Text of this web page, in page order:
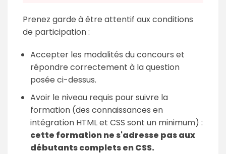
Prenez garde à être attentif aux conditions
de participation :
Accepter les modalités du concours et
répondre correctement à la question
posée ci-dessus.
Avoir le niveau requis pour suivre la
formation (des connaissances en
intégration HTML et CSS sont un minimum) :
cette formation ne s'adresse pas aux
débutants complets en CSS.